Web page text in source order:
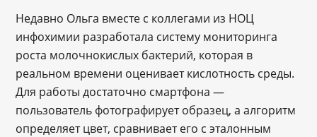
Недавно Ольга вместе с коллегами из НОЦ
инфохимии разработала систему мониторинга
роста молочнокислых бактерий, которая в
реальном времени оценивает кислотность среды.
Для работы достаточно смартфона —
пользователь фотографирует образец, а алгоритм
определяет цвет, сравнивает его с эталонным